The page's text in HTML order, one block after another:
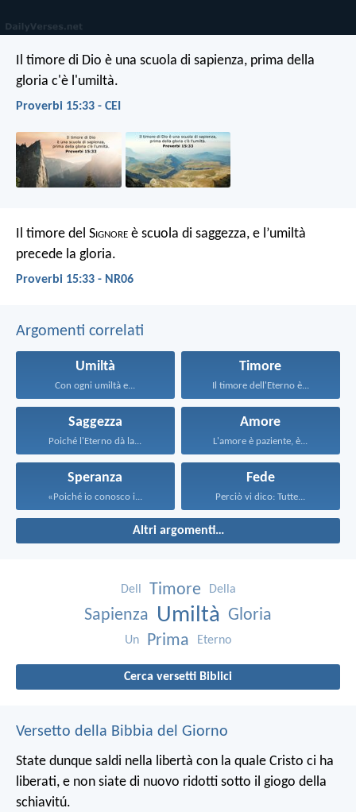
Il timore di Dio è una scuola di sapienza, prima della
gloria c'è l'umiltà.
Proverbi 15:33 - CEI
Il timore del Signore è scuola di saggezza, e l’umiltà
precede la gloria.
Proverbi 15:33 - NR06
Argomenti correlati
Umiltà
Con ogni umiltà e...
Timore
Il timore dell'Eterno è...
Saggezza
Poiché l'Eterno dà la...
Amore
L'amore è paziente, è...
Speranza
«Poiché io conosco i...
Fede
Perciò vi dico: Tutte...
Altri argomenti…
Dell Timore Della
Sapienza Umiltà Gloria
Un Prima Eterno
Cerca versetti Biblici
Versetto della Bibbia del Giorno
State dunque saldi nella libertà con la quale Cristo ci ha
liberati, e non siate di nuovo ridotti sotto il giogo della
schiavitú.